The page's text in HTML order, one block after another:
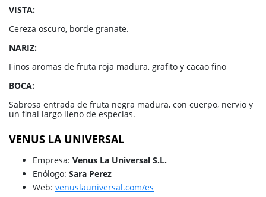
VISTA:
Cereza oscuro, borde granate.
NARIZ:
Finos aromas de fruta roja madura, grafito y cacao fino
BOCA:
Sabrosa entrada de fruta negra madura, con cuerpo, nervio y
un final largo lleno de especias.
VENUS LA UNIVERSAL
Empresa: Venus La Universal S.L.
Enólogo: Sara Perez
Web: venuslauniversal.com/es